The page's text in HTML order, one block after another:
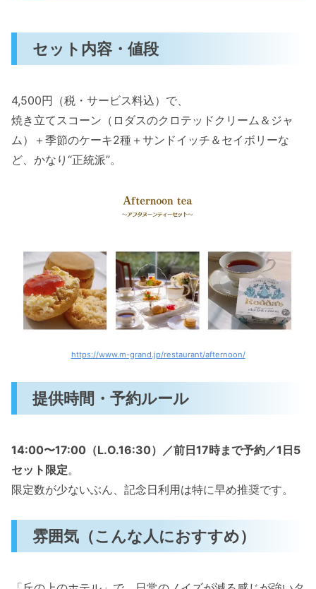
セット内容・値段
4,500円（税・サービス料込）で、
焼き立てスコーン（ロダスのクロテッドクリーム＆ジャ
ム）＋季節のケーキ2種＋サンドイッチ＆セイボリーな
ど、かなり“正統派”。
https://www.m-grand.jp/restaurant/afternoon/
提供時間・予約ルール
14:00〜17:00（L.O.16:30）／前日17時まで予約／1日5
セット限定。
限定数が少ないぶん、記念日利用は特に早め推奨です。
雰囲気（こんな人におすすめ）